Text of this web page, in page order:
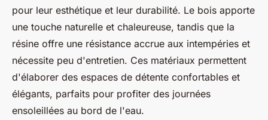
pour leur esthétique et leur durabilité. Le bois apporte
une touche naturelle et chaleureuse, tandis que la
résine offre une résistance accrue aux intempéries et
nécessite peu d'entretien. Ces matériaux permettent
d'élaborer des espaces de détente confortables et
élégants, parfaits pour profiter des journées
ensoleillées au bord de l'eau.